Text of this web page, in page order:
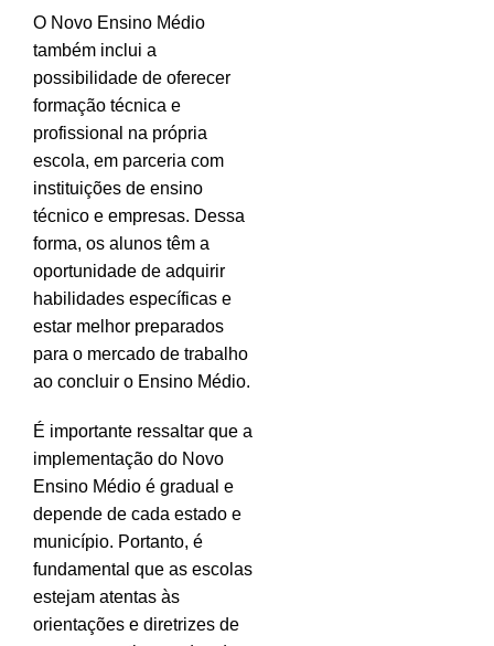
O Novo Ensino Médio
também inclui a
possibilidade de oferecer
formação técnica e
profissional na própria
escola, em parceria com
instituições de ensino
técnico e empresas. Dessa
forma, os alunos têm a
oportunidade de adquirir
habilidades específicas e
estar melhor preparados
para o mercado de trabalho
ao concluir o Ensino Médio.
É importante ressaltar que a
implementação do Novo
Ensino Médio é gradual e
depende de cada estado e
município. Portanto, é
fundamental que as escolas
estejam atentas às
orientações e diretrizes de